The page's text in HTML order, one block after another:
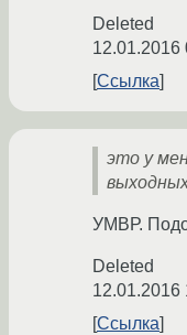
Deleted
12.01.2016
Ссылка
это у
УМВР.
Deleted
12.01.2016
Ссылка